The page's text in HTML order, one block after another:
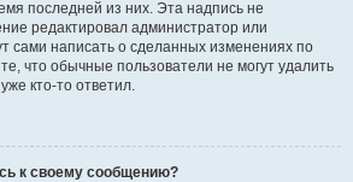
последней из них. Эта надпись не
редактировал администратор или
сами написать о сделанных изменениях по
что обычные пользователи не могут удалить
кто-то ответил.
к своему сообщению?